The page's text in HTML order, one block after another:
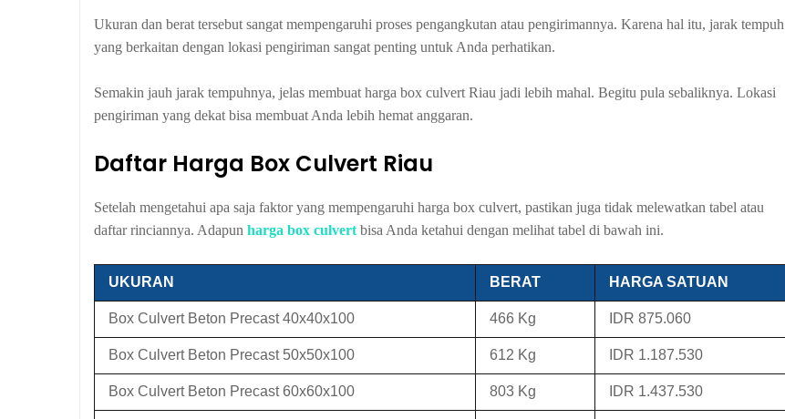
Ukuran dan berat tersebut sangat mempengaruhi proses pengangkutan atau pengirimannya. Karena hal itu, jarak tempuh
yang berkaitan dengan lokasi pengiriman sangat penting untuk Anda perhatikan.
Semakin jauh jarak tempuhnya, jelas membuat harga box culvert Riau jadi lebih mahal. Begitu pula sebaliknya. Lokasi
pengiriman yang dekat bisa membuat Anda lebih hemat anggaran.
Daftar Harga Box Culvert Riau
Setelah mengetahui apa saja faktor yang mempengaruhi harga box culvert, pastikan juga tidak melewatkan tabel atau
daftar rinciannya. Adapun harga box culvertbisa Anda ketahui dengan melihat tabel di bawah ini.
UKURAN BERAT HARGA SATUAN
Box Culvert Beton Precast 40x40x100 466 Kg IDR 875.060
Box Culvert Beton Precast 50x50x100 612 Kg IDR 1.187.530
Box Culvert Beton Precast 60x60x100 803 Kg IDR 1.437.530